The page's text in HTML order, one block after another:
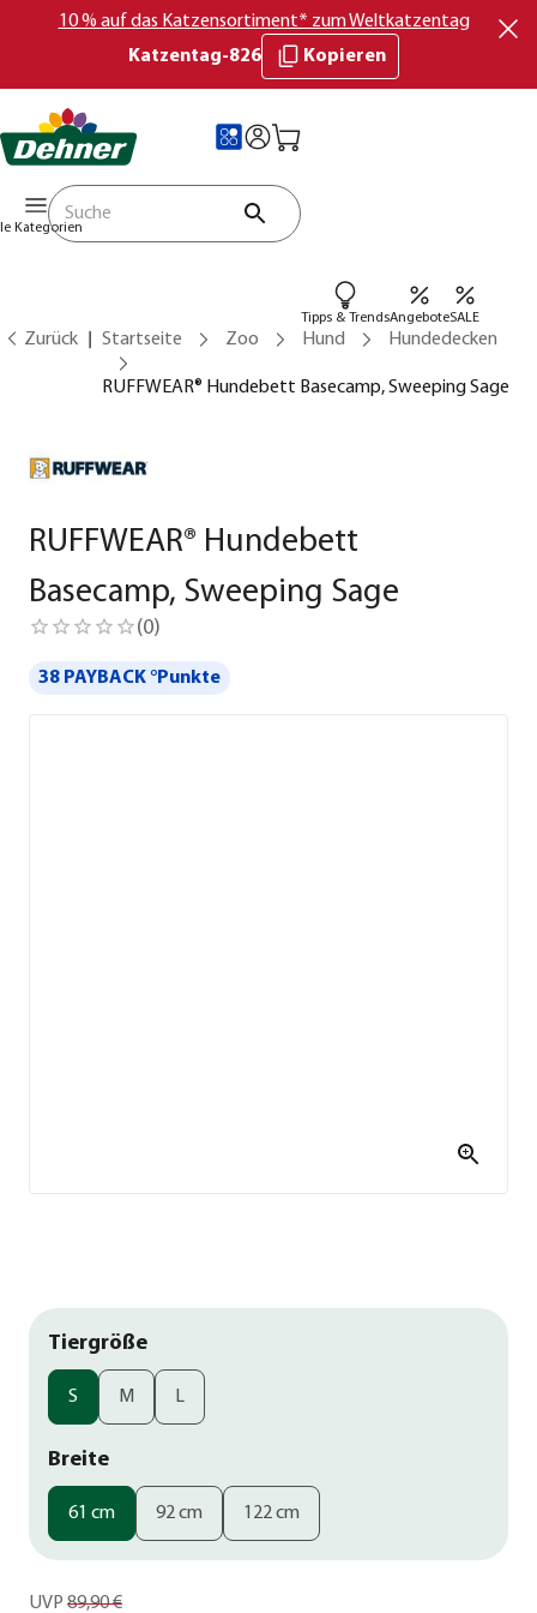
10 % auf das Katzensortiment* zum Weltkatzentag
Katzentag-826
Kopieren
Kategorien
Tipps & TrendsAngeboteSALE
Zurück Startseite Zoo Hund Hundedecken
RUFFWEAR® Hundebett Basecamp, Sweeping Sage
RUFFWEAR® Hundebett
Basecamp, Sweeping Sage
(0)
38 PAYBACK °Punkte
Tiergröße
S M L
Breite
61 cm 92 cm 122 cm
UVP 89,90 €